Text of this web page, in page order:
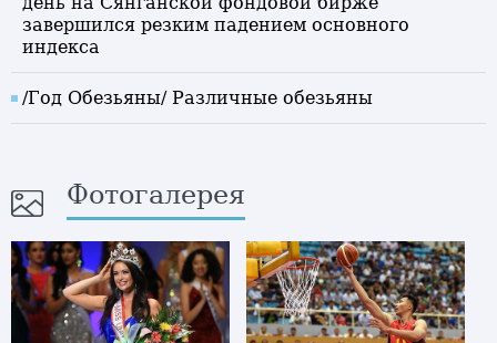
завершился резким падением основного
индекса
/Год Обезьяны/ Различные обезьяны
Фотогалерея